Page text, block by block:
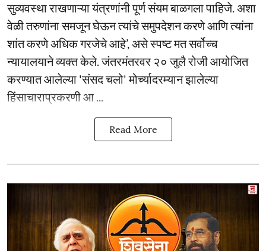
सुव्यवस्था राखणाऱ्या यंत्रणांनी पूर्ण संयम बाळगला पाहिजे. अशा
वेळी तरुणांना समजून घेऊन त्यांचे समुपदेशन करणे आणि त्यांना
शांत करणे अधिक गरजेचे आहे’, असे स्पष्ट मत सर्वोच्च
न्यायालयाने व्यक्त केले. जंतरमंतरवर २० जुलै रोजी आयोजित
करण्यात आलेल्या 'संसद चलो' मोर्च्यादरम्यान झालेल्या
हिंसाचाराप्रकरणी आ ...
Read More